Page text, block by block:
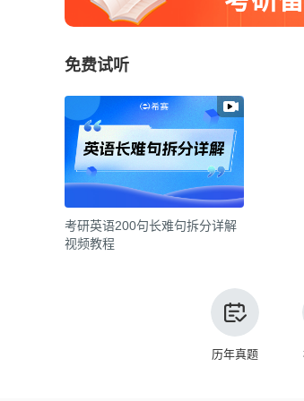
免费试听
考研英语200句长难句拆分详解
视频教程
历年真题